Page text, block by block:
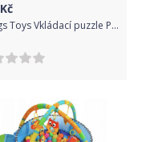
Kč
Bigjigs Toys Vkládací puzzle Plachetnice